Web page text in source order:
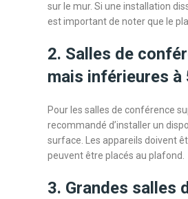
sur le mur. Si une installation
est important de noter que le
2. Salles de
mais inférieures
Pour les salles de conférence
recommandé d’installer un
surface. Les appareils doivent
peuvent être placés au plafond.
3. Grandes salles